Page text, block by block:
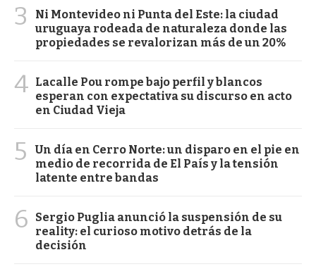
3
Ni Montevideo ni Punta del Este: la ciudad
uruguaya rodeada de naturaleza donde las
propiedades se revalorizan más de un 20%
4 Lacalle Pou rompe bajo perfil y blancos
esperan con expectativa su discurso en acto
en Ciudad Vieja
5
Un día en Cerro Norte: un disparo en el pie en
medio de recorrida de El País y la tensión
latente entre bandas
6
Sergio Puglia anunció la suspensión de su
reality: el curioso motivo detrás de la
decisión